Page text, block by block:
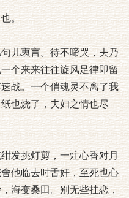
。
儿衷言。待不啼哭，夫乃
个来来往往旋风足律即留
战。一个俏魂灵不离了我
也烧了，夫妇之情也尽
发挑灯剪，一炷心香对月
他临去时舌奸，至死也心
海变桑田。别无些挂恋，